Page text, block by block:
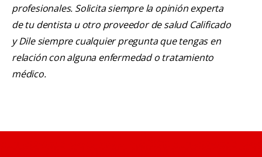
profesionales. Solicita siempre la opinión experta
de tu dentista u otro proveedor de salud Calificado
y Dile siempre cualquier pregunta que tengas en
relación con alguna enfermedad o tratamiento
médico.